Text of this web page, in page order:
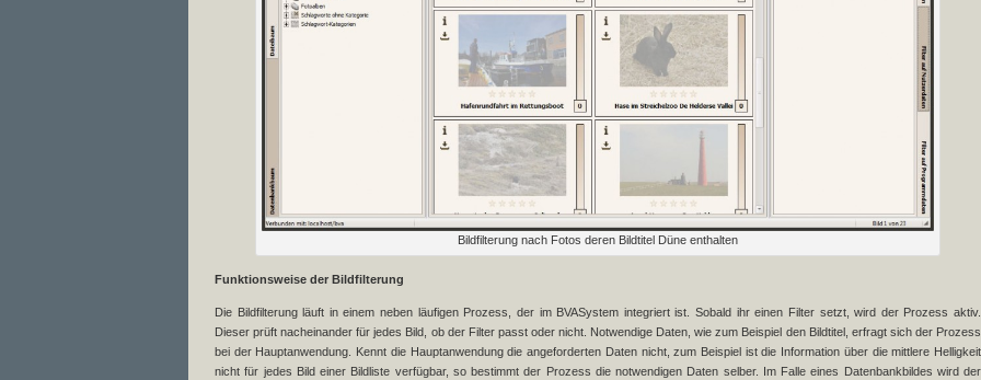
Bildfilterung nach Fotos deren Bildtitel Düne enthalten
Funktionsweise der Bildfilterung
Die Bildfilterung läuft in einem neben läufigen Prozess, der im BVASystem integriert ist. Sobald ihr einen Filter setzt, wird der Prozess aktiv.
Dieser prüft nacheinander für jedes Bild, ob der Filter passt oder nicht. Notwendige Daten, wie zum Beispiel den Bildtitel, erfragt sich der Prozess
bei der Hauptanwendung. Kennt die Hauptanwendung die angeforderten Daten nicht, zum Beispiel ist die Information über die mittlere Helligkeit
nicht für jedes Bild einer Bildliste verfügbar, so bestimmt der Prozess die notwendigen Daten selber. Im Falle eines Datenbankbildes wird der